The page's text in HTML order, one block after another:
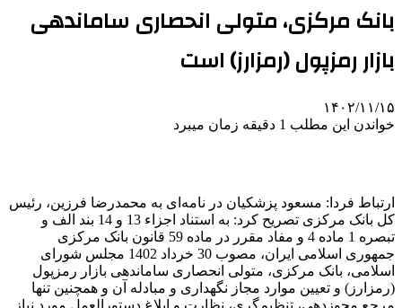
بانک مرکزی، متولی انحصاری ساماندهی
بازار رمزپول (رمزارز) است
۱۴۰۲/۱۱/۱۵
خواندن این مطلب 1 دقیقه زمان میبرد
ارتباط فردا: مسعود پزشکیان در نامه‌ای به محمدرضا فرزین، رئیس
کل بانک مرکزی تصریح کرد: به استناد اجزاء 13 و 14 بند الف و
تبصره 1 ماده 4 و مفاد مقرر در ماده 59 قانون بانک مرکزی
جمهوری اسلامی ایران، مصوب 30 خرداد 1402 مجلس شورای
اسلامی، بانک مرکزی، متولی انحصاری ساماندهی بازار رمزپول
(رمزارز) و تعیین موارد مجاز نگهداری و مبادله آن و همچنین تنها
مرجع مجوزدهی، تنظیم‌گری، نظارت و ابلاغ دستورالعمل مورد نیاز